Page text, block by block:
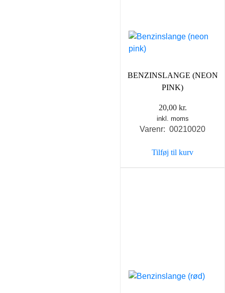
BENZINSLANGE (NEON
PINK)
20,00 kr.
inkl. moms
Varenr: 00210020
Tilføj til kurv